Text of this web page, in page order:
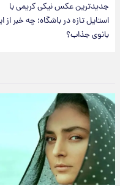
جدیدترین عکس نیکی کریمی با
استایل تازه در باشگاه؛ چه خبر از این
بانوی جذاب؟